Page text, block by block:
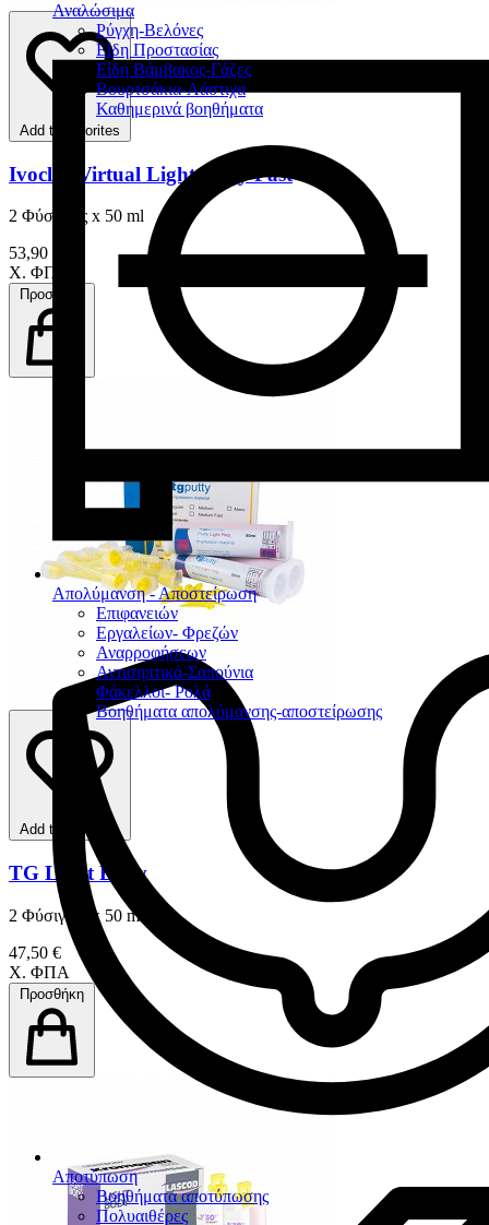
Αναλώσιμα
Ρύγχη-Βελόνες
Είδη Προστασίας
Είδη Βάμβακος-Γάζες
Βουρτσάκια-Λάστιχα
Καθημερινά βοηθήματα
Απολύμανση - Αποστείρωση
Επιφανειών
Εργαλείων- Φρεζών
Αναρροφήσεων
Αντισηπτικά-Σαπούνια
Φάκελλοι- Ρολά
Βοηθήματα απολύμανσης-αποστείρωσης
Αποτύπωση
Βοηθήματα αποτύπωσης
Πολυαιθέρες
Add to favorites
Ivoclar Virtual Light Body Fast
2 Φύσιγγες x 50 ml
53,90 €
Χ. ΦΠΑ
Προσθήκη
Add to favorites
TG Light Body
2 Φύσιγγες x 50 ml
47,50 €
Χ. ΦΠΑ
Προσθήκη